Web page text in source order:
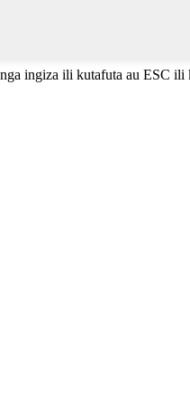
ingiza ili kutafuta au ESC ili